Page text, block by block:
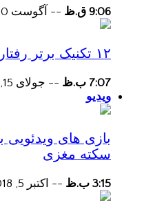
9:06 ق.ظ -- آگوست 10, 2023
۱۲ تکنیک برتر رفتار با همسر فحاش می کند
7:07 ب.ظ -- جولای 15, 2023
ویدیو
بازی های ویدئویی
سکته مغزی
3:15 ب.ظ -- اکتبر 5, 2018